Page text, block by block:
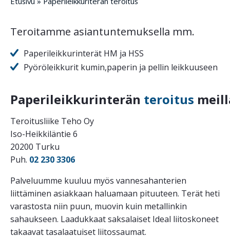
Teroitamme asiantuntemuksella mm.
Paperileikkurinterät HM ja HSS
Pyöröleikkurit kumin,paperin ja pellin leikkuuseen
Paperileikkurinterän teroitus
Teroitusliike Teho Oy
Iso-Heikkiläntie 6
20200 Turku
Puh. 02 230 3306
Palveluumme kuuluu myös vannesahanterien
liittäminen asiakkaan haluamaan pituuteen. Terät heti
varastosta niin puun, muovin kuin metallinkin
sahaukseen. Laadukkaat saksalaiset Ideal liitoskoneet
takaavat tasalaatuiset liitossaumat.